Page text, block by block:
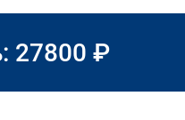
27800 ₽